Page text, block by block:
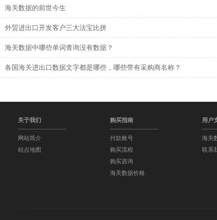
海关数据的前世今生
外贸进出口开发客户三大法宝比拼
海关数据中哪些单词查询没有数据？
各国海关进出口数据文字都是哪些，哪些带有采购商名称？
关于我们
网站简介
站点地图
购买指南
付款账号
购买流程
购买咨询
海关数据价格
用户
海关
联系